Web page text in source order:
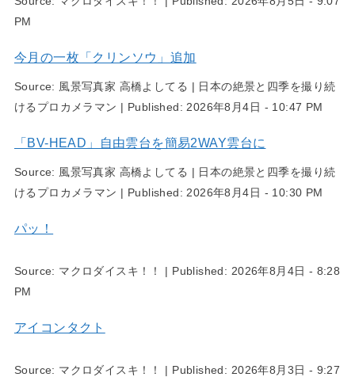
PM
今月の一枚「クリンソウ」追加
Source: 風景写真家 高橋よしてる | 日本の絶景と四季を撮り続
けるプロカメラマン | Published: 2026年8月4日 - 10:47 PM
「BV-HEAD」自由雲台を簡易2WAY雲台に
Source: 風景写真家 高橋よしてる | 日本の絶景と四季を撮り続
けるプロカメラマン | Published:2026年8月4日 - 10:30 PM
パッ！
Source: マクロダイスキ！！ | Published: 2026年8月4日 - 8:28
PM
アイコンタクト
Source: マクロダイスキ！！ | Published: 2026年8月3日 - 9:27